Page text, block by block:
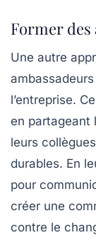
Former des
Une autre
l’entreprise.
en partageant
leurs
durables. En
pour
créer une
contre le